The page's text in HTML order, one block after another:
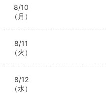
8/10
（月）
8/11
（火）
8/12
（水）